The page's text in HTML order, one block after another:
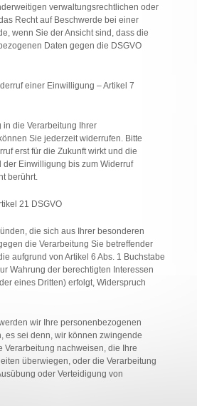
verwaltungsrechtlichen oder
Recht auf Beschwerde bei einer
wenn Sie der Ansicht sind, dass die
Daten gegen die DSGVO
einer Einwilligung – Artikel 7
die Verarbeitung Ihrer
Sie jederzeit widerrufen. Bitte
erst für die Zukunft wirkt und die
der Einwilligung bis zum Widerruf
berührt.
21 DSGVO
die sich aus Ihrer besonderen
die Verarbeitung Sie betreffender
aufgrund von Artikel 6 Abs. 1 Buchstabe
Wahrung der berechtigten Interessen
eines Dritten) erfolgt, Widerspruch
wir Ihre personenbezogenen
es sei denn, wir können zwingende
Verarbeitung nachweisen, die Ihre
überwiegen, oder die Verarbeitung
oder Verteidigung von